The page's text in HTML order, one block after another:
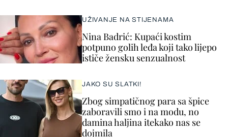
UŽIVANJE NA STIJENAMA
Nina Badrić: Kupaći kostim
potpuno golih leđa koji tako lijepo
ističe žensku senzualnost
JAKO SU SLATKI!
Zbog simpatičnog para sa špice
zaboravili smo i na modu, no
damina haljina itekako nas se
dojmila